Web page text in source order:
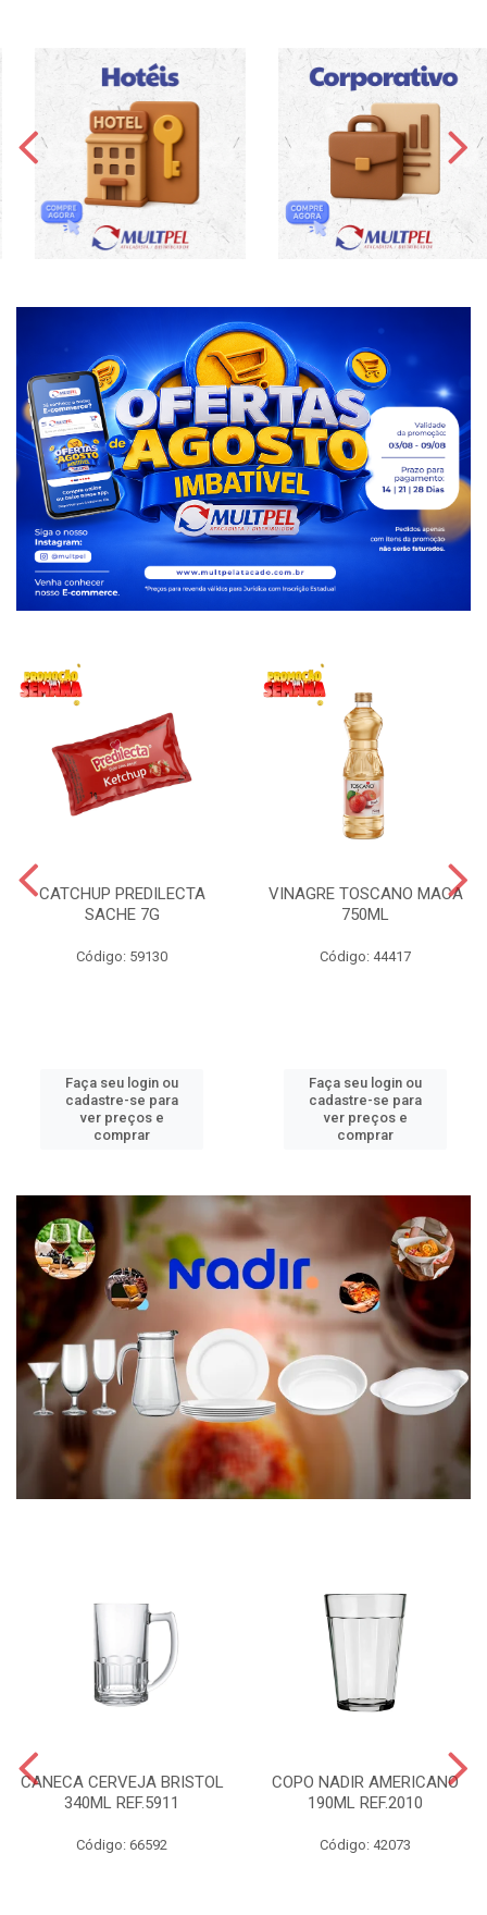
CATCHUP PREDILECTA
SACHE 7G
Código: 59130
Faça seu login ou
cadastre-se para
ver preços e
comprar
VINAGRE TOSCANO MACA
750ML
Código: 44417
Faça seu login ou
cadastre-se para
ver preços e
comprar
CANECA CERVEJA BRISTOL
340ML REF.5911
Código: 66592
COPO NADIR AMERICANO
190ML REF.2010
Código: 42073